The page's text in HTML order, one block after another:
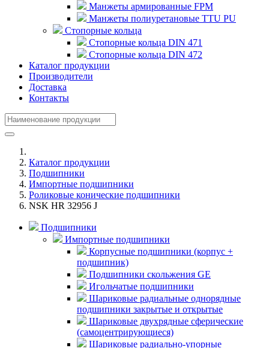
Манжеты армированные FPM
Манжеты полиуретановые TTU PU
Стопорные кольца
Стопорные кольца DIN 471
Стопорные кольца DIN 472
Каталог продукции
Производители
Доставка
Контакты
Каталог продукции
Подшипники
Импортные подшипники
Роликовые конические подшипники
NSK HR 32956 J
Подшипники
Импортные подшипники
Корпусные подшипники (корпус +
подшипник)
Подшипники скольжения GE
Игольчатые подшипники
Шариковые радиальные однорядные
подшипники закрытые и открытые
Шариковые двухрядные сферические
(самоцентрирующиеся)
Шариковые радиально-упорные